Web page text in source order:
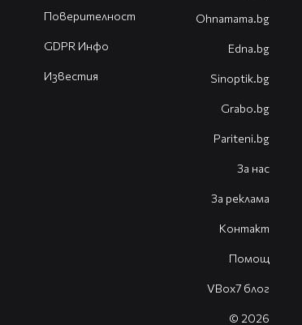
Поверителност
GDPR Инфо
Известия
Оhnamama.bg
Edna.bg
Sinoptik.bg
Grabo.bg
Pariteni.bg
За нас
За реклама
Контакт
Помощ
VBox7 блог
© 2026